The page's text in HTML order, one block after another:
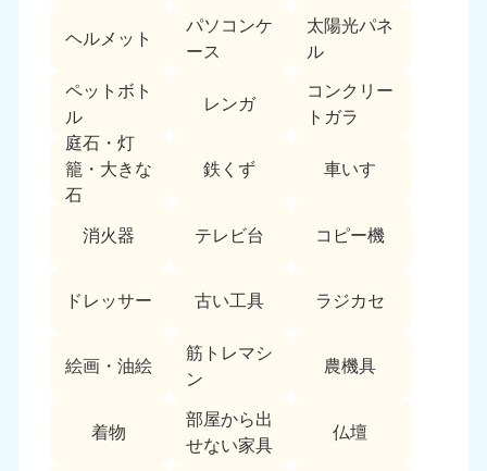
ヘルメット
パソコンケ
ース
太陽光パネ
ル
ペットボト
ル
レンガ
コンクリー
トガラ
庭石・灯
籠・大きな
石
鉄くず 車いす
消火器 テレビ台 コピー機
ドレッサー 古い工具 ラジカセ
絵画・油絵
筋トレマシ
ン
農機具
着物
部屋から出
せない家具
仏壇
中国
岡山県
050-1881-5146
9:00〜19:00 年中無休
050-1880-9900
9:00〜19:00 年中無休
広島県
050-1881-5144
9:00〜19:00 年中無休
鳥取県
050-1881-5145
9:00〜19:00 年中無休
四国
050-1880-9899
9:00〜19:00 年中無休
050-1880-9898
9:00〜19:00 年中無休